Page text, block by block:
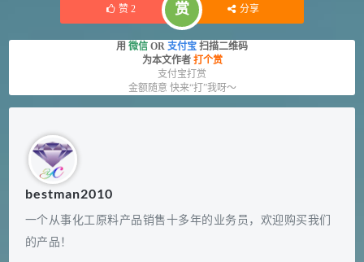
赞 2 赏 分享
用 微信 OR 支付宝 扫描二维码
为本文作者 打个赏
支付宝打赏
金额随意 快来“打”我呀～
bestman2010
一个从事化工原料产品销售十多年的业务员，欢迎购买我们
的产品！